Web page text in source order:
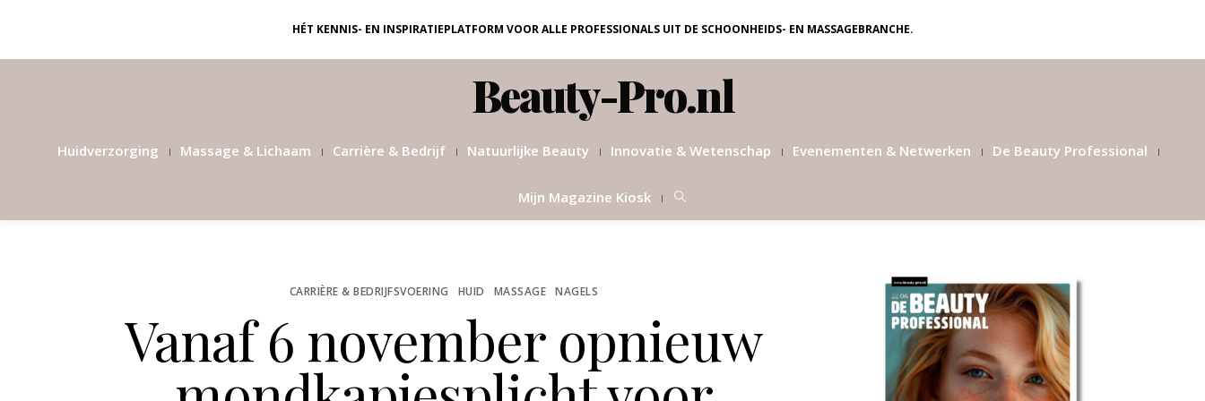
HÉT KENNIS- EN INSPIRATIEPLATFORM VOOR ALLE PROFESSIONALS UIT DE SCHOONHEIDS- EN MASSAGEBRANCHE.
Beauty-Pro.nl
Huidverzorging Massage & Lichaam Carrière & Bedrijf Natuurlijke Beauty Innovatie & Wetenschap Evenementen & Netwerken De Beauty Professional
Mijn Magazine Kiosk
CARRIÈRE & BEDRIJFSVOERING HUID MASSAGE NAGELS
Vanaf 6 november opnieuw